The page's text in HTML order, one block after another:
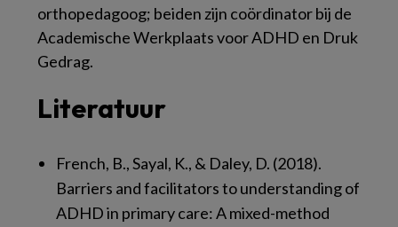
orthopedagoog; beiden zijn coördinator bij de
Academische Werkplaats voor ADHD en Druk
Gedrag.
Literatuur
French, B., Sayal, K., & Daley, D. (2018).
Barriers and facilitators to understanding of
ADHD in primary care: A mixed-method